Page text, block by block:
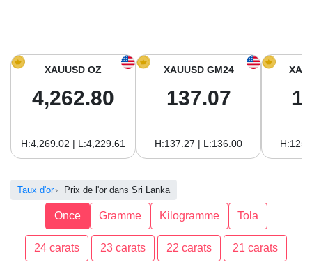
Prix de l’or aujourd’hui en Amérique du Sud
XAUUSD OZ
4,262.80
H:4,269.02 | L:4,229.61
XAUUSD GM24
137.07
H:137.27 | L:136.00
Taux d'or Prix de l'or dans Sri Lanka
Once Gramme Kilogramme Tola
24 carats 23 carats 22 carats 21 carats